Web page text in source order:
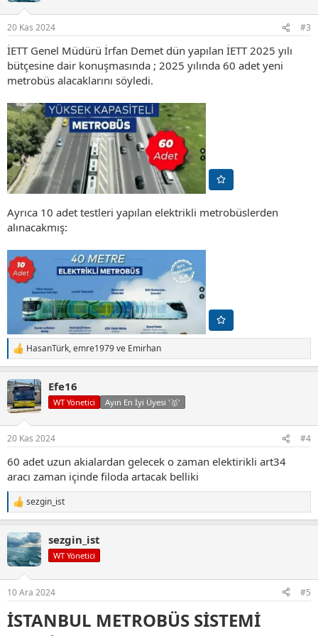
:
20 Kas 2024 #3
İETT Genel Müdürü İrfan Demet dün yapılan İETT 2025 yılı
bütçesine dair konuşmasında ; 2025 yılında 60 adet yeni
metrobüs alacaklarını söyledi.
Ayrıca 10 adet testleri yapılan elektrikli metrobüslerden
alınacakmış:
T
e
k
i
l
:
HasanTürk,emre1979ve Emirhan
Efe16
WT Yönetici Ayın En İyi Üyesi '🥇'
20 Kas 2024 #4
60 adet uzun akialardan gelecek o zaman elektirikli art34
aracı zaman içinde filoda artacak belliki
T
e
k
i
l
:
sezgin_ist
sezgin_ist
WT Yönetici
10 Ara 2024 #5
İSTANBUL METROBÜS SİSTEMİ